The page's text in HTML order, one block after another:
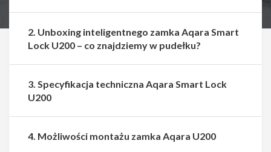
2. Unboxing inteligentnego zamka Aqara Smart
Lock U200 – co znajdziemy w pudełku?
3. Specyfikacja techniczna Aqara Smart Lock
U200
4. Możliwości montażu zamka Aqara U200